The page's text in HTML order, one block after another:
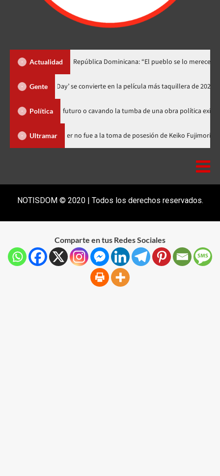
Actualidad
dedica a República Dominicana: “El pueblo se lo merece”
Gente
‘Spider-Man: Brand New Day’ se convierte en la película más
Política
futuro o cavando la tumba de una obra política exitosa”
Ultramar Luis Abinader no fue a la toma de posesión de
NOTISDOM © 2020 | Todos los derechos reservados.
Comparte en tus Redes Sociales